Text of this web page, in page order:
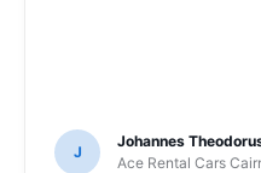
J
Johannes
Ace Rental Cars